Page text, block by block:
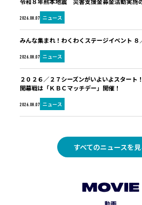
2026.08.07 ニュース
2026.08.07 ニュース
みんな集まれ！わくわくステージイベント ８
2026.08.07 ニュース
２０２６／２７シーズンがいよいよスタート
開幕戦は「ＫＢＣマッチデー」開催！
すべてのニュースを見
MOVIE
動画